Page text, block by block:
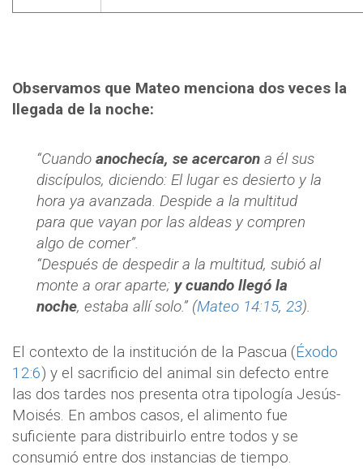
Observamos que Mateo menciona dos veces la
llegada de la noche:
“Cuando anochecía, se acercaron a él sus
discípulos, diciendo: El lugar es desierto y la
hora ya avanzada. Despide a la multitud
para que vayan por las aldeas y compren
algo de comer”.
“Después de despedir a la multitud, subió al
monte a orar aparte; y cuando llegó la
noche, estaba allí solo.” (Mateo 14:15, 23).
El contexto de la institución de la Pascua (Éxodo
12:6) y el sacrificio del animal sin defecto entre
las dos tardes nos presenta otra tipología Jesús-
Moisés. En ambos casos, el alimento fue
suficiente para distribuirlo entre todos y se
consumió entre dos instancias de tiempo.